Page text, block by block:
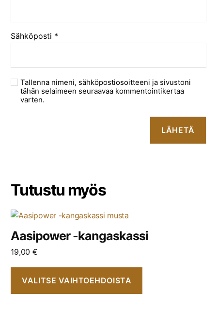
Sähköposti *
Tallenna nimeni, sähköpostiosoitteeni ja sivustoni
tähän selaimeen seuraavaa kommentointikertaa
varten.
Tutustu myös
Aasipower -kangaskassi
19,00 €
VALITSE VAIHTOEHDOISTA